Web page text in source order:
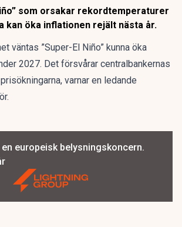
som orsakar rekordtemperaturer
kan öka inflationen rejält nästa år.
väntas ”Super-El Niño” kunna öka
2027. Det försvårar centralbankernas
varnar en ledande
europeisk belysningskoncern.